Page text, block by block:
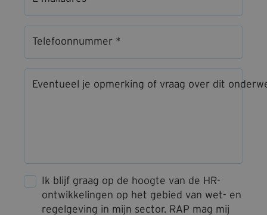
Telefoonnummer *
Eventueel je opmerking of vraag over dit
Ik blijf graag op de hoogte van de HR-
ontwikkelingen op het gebied van wet- en
regelgeving in mijn sector. RAP mag mij